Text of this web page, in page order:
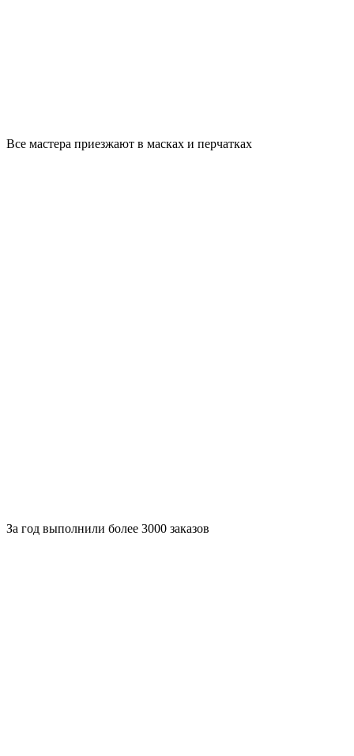
Все мастера приезжают в масках и перчатках
За год выполнили более 3000 заказов